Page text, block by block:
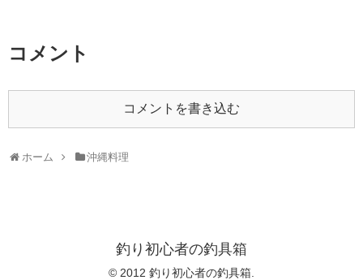
コメント
コメントを書き込む
ホーム 沖縄料理
釣り初心者の釣具箱
© 2012 釣り初心者の釣具箱.